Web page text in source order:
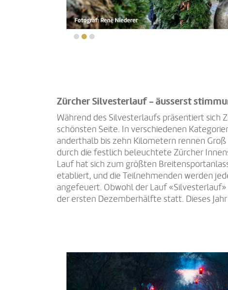
Zürcher Silvesterlauf - äusserst
Während des Silvesterlaufs präsentiert sich
schönsten Seite. In verschiedenen
anderthalb bis zehn Kilometern rennen Groß
durch die festlich beleuchtete Zürcher
Lauf hat sich zum größten
etabliert, und die Teilnehmenden werden
angefeuert. Obwohl der Lauf
der ersten Dezemberhälfte statt. Dieses